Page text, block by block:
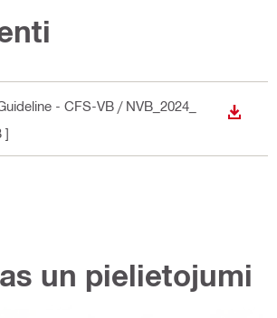
- CFS-VB / NVB_2024_
]
un pielietojumi